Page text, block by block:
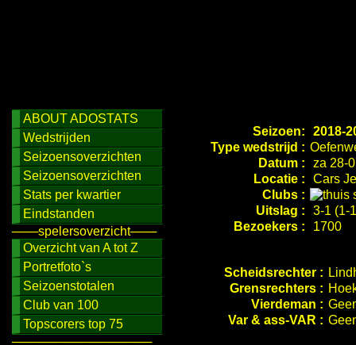
ABOUT ADOSTATS
Wedstrijden
Seizoensoverzichten
Seizoensoverzichten
Stats per kwartier
Eindstanden
───spelersoverzicht───
Overzicht van A tot Z
Portretfoto`s
Seizoenstotalen
Club van 100
Topscorers top 75
────────────────
Seizoen:
2018-
Type wedstrijd :
Datum :
za 28-
Locatie :
Cars
Clubs :
Uitslag :
3-1 (1-
Bezoekers :
1700
Scheidsrechter :
Grensrechters :
Vierdeman :
Var & ass-VAR :